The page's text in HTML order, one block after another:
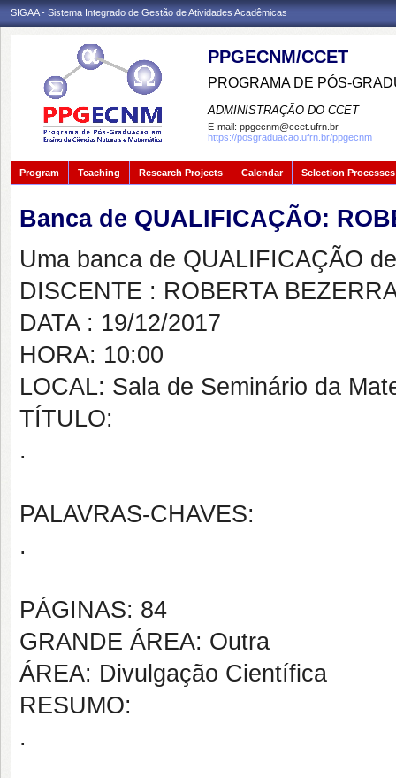
SIGAA - Sistema Integrado de Gestão de Atividades Acadêmicas
PPGECNM/CCET
PROGRAMA DE PÓS-
ADMINISTRAÇÃO DO CCET
E-mail: ppgecnm@ccet.ufrn.br
https://posgraduacao.ufrn.br/ppgecnm
Program Teaching Research Projects Calendar Selection Processes
Banca de QUALIFICAÇÃO:
Uma banca de QUALIFICAÇÃO
DISCENTE : ROBERTA
DATA : 19/12/2017
HORA: 10:00
LOCAL: Sala de Seminário da
TÍTULO:
.
PALAVRAS-CHAVES:
.
PÁGINAS: 84
GRANDE ÁREA: Outra
ÁREA: Divulgação Científica
RESUMO:
.